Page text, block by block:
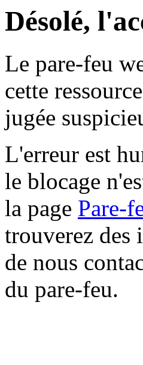
Désolé,
Le pare-feu
cette
jugée
L'erreur est
le blocage
la page Pare-
trouverez des
de nous
du pare-feu.